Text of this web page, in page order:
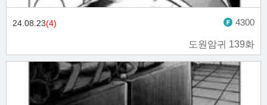
도원암귀 139화
24.08.23(4) 4300